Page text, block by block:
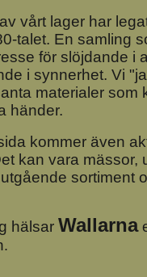
vårt lager har
talet. En samling
för slöjdande i
i synnerhet. Vi
materialer som
händer.
kommer även
kan vara mässor,
sortiment
hälsar Wallarna
.